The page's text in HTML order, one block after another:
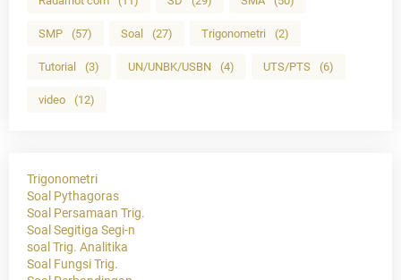
SMP (57) Soal (27) Trigonometri (2)
Tutorial (3) UN/UNBK/USBN (4) UTS/PTS (6)
video (12)
Trigonometri
Soal Pythagoras
Soal Persamaan Trig.
Soal Segitiga Segi-n
soal Trig. Analitika
Soal Fungsi Trig.